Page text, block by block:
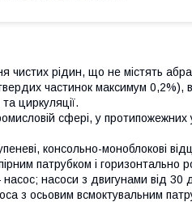
чистих рідин, що не містять
частинок максимум 0,2%),
циркуляції.
сфері, у протипожежних
консольно-моноблокові
патрубком і горизонтально
насоси з двигунами від 30
з осьовим всмоктувальним